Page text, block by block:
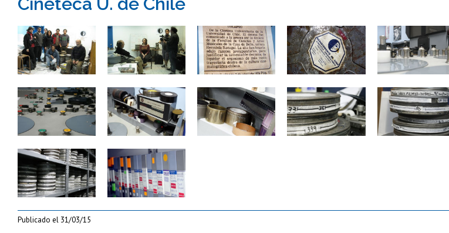
Zoom Zoom Zoom Zoom Zoom
Zoom Zoom Zoom Zoom Zoom
Zoom Zoom
Publicado el 31/03/15